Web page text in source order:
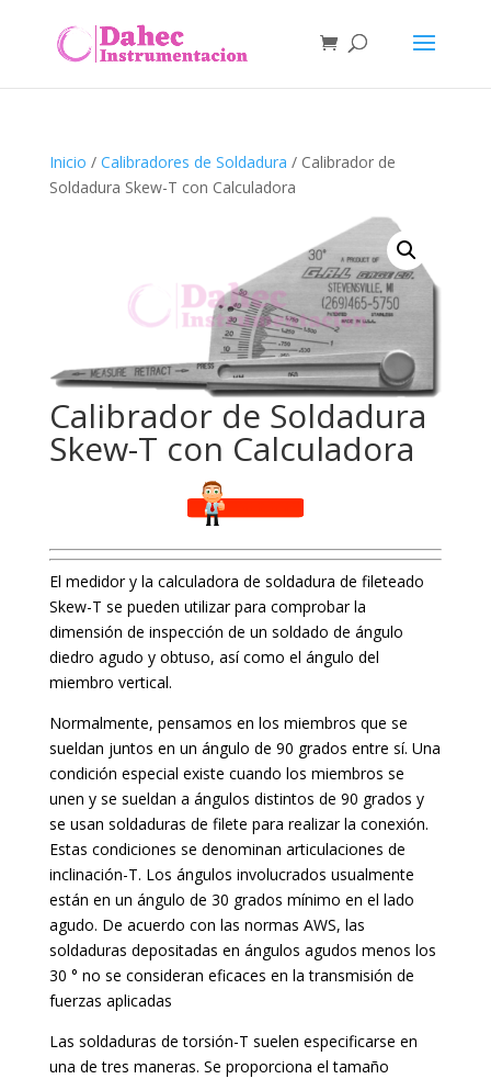
Inicio / Calibradores de Soldadura / Calibrador de
Soldadura Skew-T con Calculadora
Calibrador de Soldadura
Skew-T con Calculadora
El medidor y la calculadora de soldadura de fileteado
Skew-T se pueden utilizar para comprobar la
dimensión de inspección de un soldado de ángulo
diedro agudo y obtuso, así como el ángulo del
miembro vertical.
Normalmente, pensamos en los miembros que se
sueldan juntos en un ángulo de 90 grados entre sí. Una
condición especial existe cuando los miembros se
unen y se sueldan a ángulos distintos de 90 grados y
se usan soldaduras de filete para realizar la conexión.
Estas condiciones se denominan articulaciones de
inclinación-T. Los ángulos involucrados usualmente
están en un ángulo de 30 grados mínimo en el lado
agudo. De acuerdo con las normas AWS, las
soldaduras depositadas en ángulos agudos menos los
30 ° no se consideran eficaces en la transmisión de
fuerzas aplicadas
Las soldaduras de torsión-T suelen especificarse en
una de tres maneras. Se proporciona el tamaño